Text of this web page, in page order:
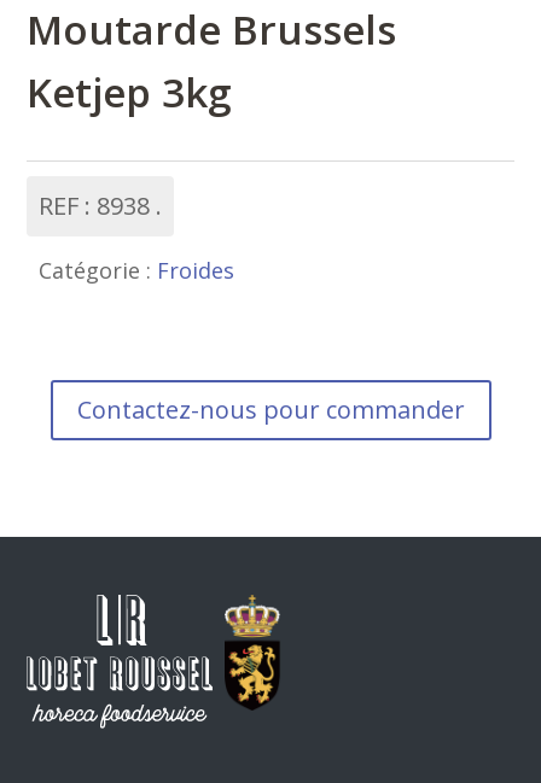
Moutarde Brussels
Ketjep 3kg
REF : 8938
Catégorie : Froides
Contactez-nous pour commander